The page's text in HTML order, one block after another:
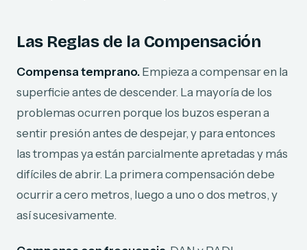
Las Reglas de la Compensación
Compensa temprano. Empieza a compensar en la
superficie antes de descender. La mayoría de los
problemas ocurren porque los buzos esperan a
sentir presión antes de despejar, y para entonces
las trompas ya están parcialmente apretadas y más
difíciles de abrir. La primera compensación debe
ocurrir a cero metros, luego a uno o dos metros, y
así sucesivamente.